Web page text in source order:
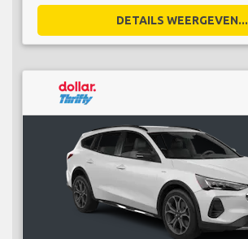
DETAILS WEERGEVEN...